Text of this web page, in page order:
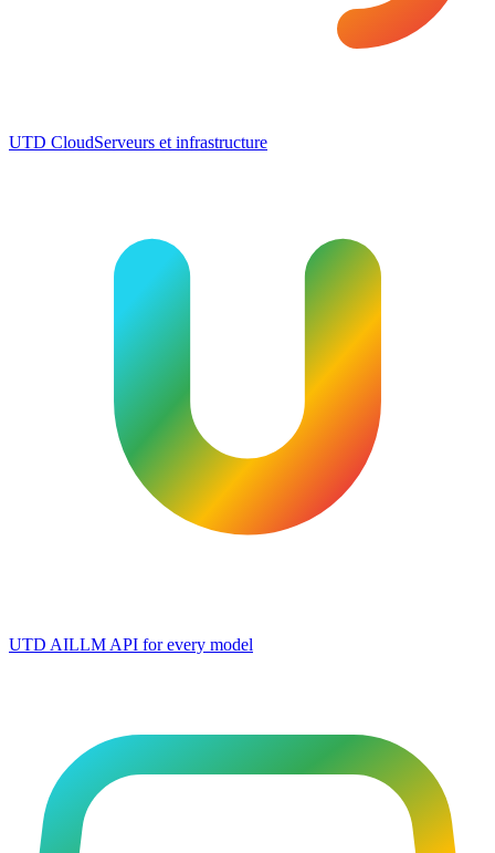
UTD CloudServeurs et infrastructure
UTD AILLM API for every model